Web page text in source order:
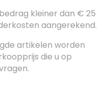
kleiner dan € 25
aangerekend.
artikelen worden
die u op